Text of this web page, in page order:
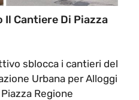
Cantiere Di Piazza
sblocca i cantieri del
Urbana per Alloggi
Regione